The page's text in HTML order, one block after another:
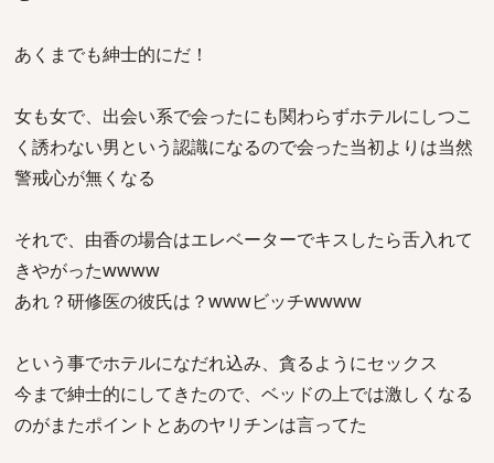
あくまでも紳士的にだ！
女も女で、出会い系で会ったにも関わらずホテルにしつこ
く誘わない男という認識になるので会った当初よりは当然
警戒心が無くなる
それで、由香の場合はエレベーターでキスしたら舌入れて
きやがったwwww
あれ？研修医の彼氏は？wwwビッチwwww
という事でホテルになだれ込み、貪るようにセックス
今まで紳士的にしてきたので、ベッドの上では激しくなる
のがまたポイントとあのヤリチンは言ってた